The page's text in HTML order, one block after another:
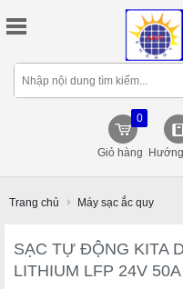
Giỏ hàng
0
Trang chủ Máy sạc ắc quy
SẠC TỰ ĐỘNG KITA
LITHIUM LFP 24V 50A